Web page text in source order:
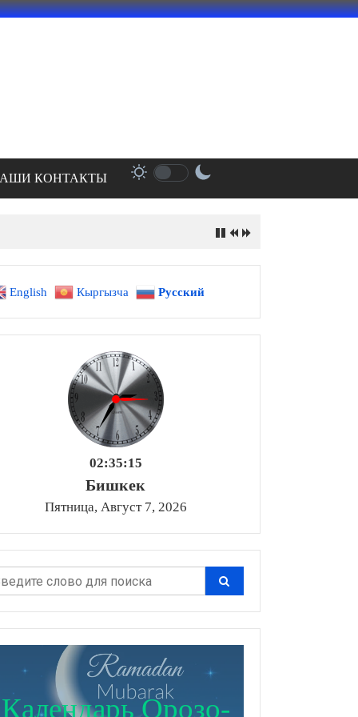
КОНТАКТЫ
English Кыргызча Русский
02:35:16
Бишкек
Пятница, Август 7, 2026
Календарь Орозо-